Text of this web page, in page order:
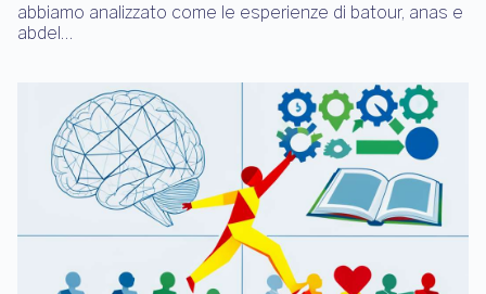
abbiamo analizzato come le esperienze di batour, anas e
abdel…